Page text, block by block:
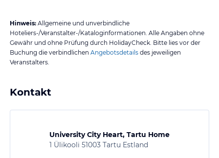
Hinweis: Allgemeine und unverbindliche
Hoteliers-/Veranstalter-/Kataloginformationen. Alle Angaben ohne
Gewähr und ohne Prüfung durch HolidayCheck. Bitte lies vor der
Buchung die verbindlichen Angebotsdetails des jeweiligen
Veranstalters.
Kontakt
University City Heart, Tartu Home
1 Ülikooli 51003 Tartu Estland